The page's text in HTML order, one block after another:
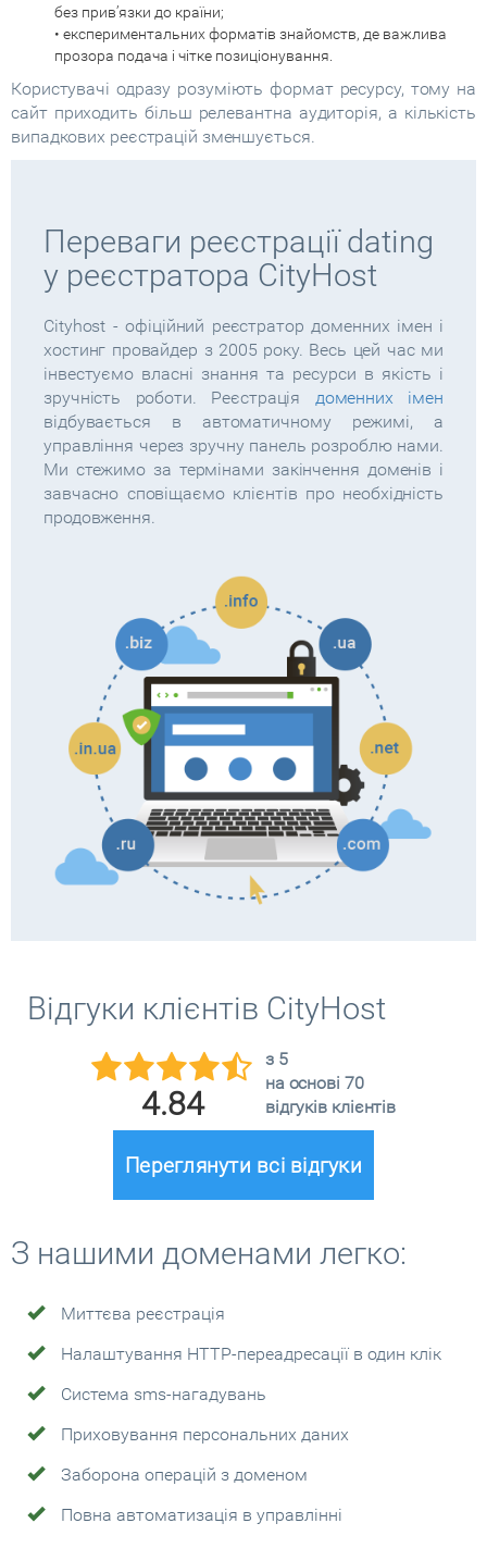
без прив’язки до країни;
• експериментальних форматів знайомств, де важлива
прозора подача і чітке позиціонування.
Користувачі одразу розуміють формат ресурсу, тому на
сайт приходить більш релевантна аудиторія, а кількість
випадкових реєстрацій зменшується.
Переваги реєстрації dating
у реєстратора CityHost
Cityhost - офіційний реєстратор доменних імен і
хостинг провайдер з 2005 року. Весь цей час ми
інвестуємо власні знання та ресурси в якість і
зручність роботи. Реєстрація доменних імен
відбувається в автоматичному режимі, а
управління через зручну панель розроблю нами.
Ми стежимо за термінами закінчення доменів і
завчасно сповіщаємо клієнтів про необхідність
продовження.
Відгуки клієнтів CityHost
4.84
з 5
на основі 70
відгуків клієнтів
Переглянути всі відгуки
З нашими доменами легко:
Миттєва реєстрація
Налаштування HTTP-переадресації в один клік
Система sms-нагадувань
Приховування персональних даних
Заборона операцій з доменом
Повна автоматизація в управлінні